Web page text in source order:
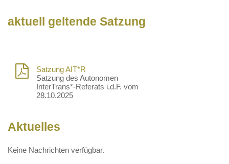
aktuell geltende Satzung
Satzung AIT*R
Satzung des Autonomen
InterTrans*-Referats i.d.F. vom
28.10.2025
Aktuelles
Keine Nachrichten verfügbar.